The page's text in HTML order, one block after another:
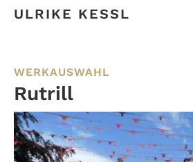
ULRIKE KESSL
WERKAUSWAHL
Rutrill